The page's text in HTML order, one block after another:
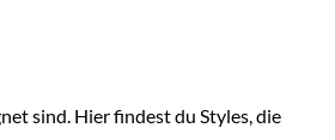
sind. Hier findest du Styles, die